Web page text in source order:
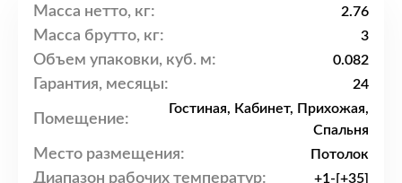
Масса нетто, кг: 2.76
Масса брутто, кг: 3
Объем упаковки, куб. м: 0.082
Гарантия, месяцы: 24
Помещение:
Гостиная, Кабинет, Прихожая,
Спальня
Место размещения: Потолок
Диапазон рабочих температур: +1-[+35]